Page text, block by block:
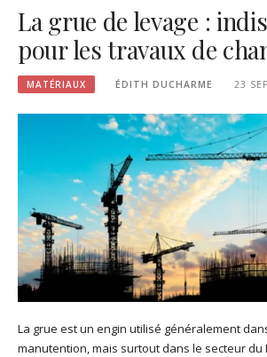
La grue de levage :
pour les travaux de
MATÉRIAUX ÉDITH DUCHARME 23
La grue est un engin utilisé généralement
manutention, mais surtout dans le secteur du